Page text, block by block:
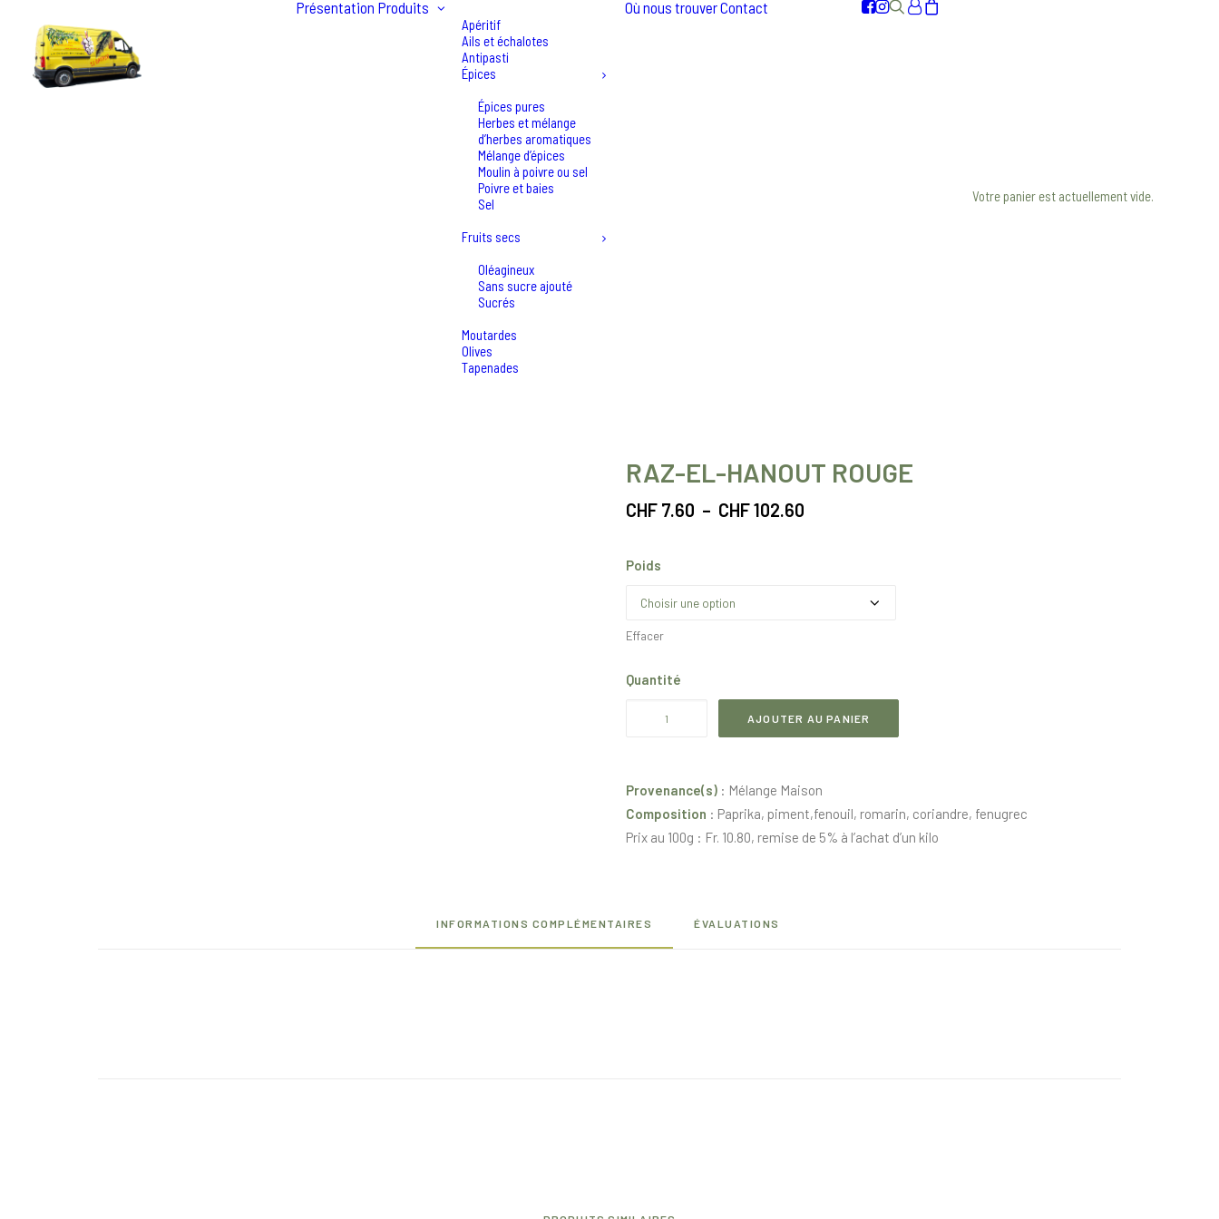
Présentation Produits
Apéritif
Ails et échalotes
Antipasti
Épices
Épices pures
Herbes et mélange
d’herbes aromatiques
Mélange d’épices
Moulin à poivre ou sel
Poivre et baies
Sel
Fruits secs
Oléagineux
Sans sucre ajouté
Sucrés
Moutardes
Olives
Tapenades
Où nous trouverContact
Votre panier est actuellement vide.
RAZ-EL-HANOUT ROUGE
CHF 7.60 – CHF102.60
Poids
Effacer
Quantité
AJOUTER AU PANIER
Provenance(s) : Mélange Maison
Composition : Paprika, piment,fenouil, romarin, coriandre, fenugrec
Prix au 100g : Fr. 10.80, remise de 5% à l’achat d’un kilo
INFORMATIONS COMPLÉMENTAIRES ÉVALUATIONS